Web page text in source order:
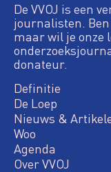
De VVOJ is een
journalisten.
maar wil je onze
donateur.
Definitie
De Loep
Nieuws &
Woo
Agenda
Over VVOJ